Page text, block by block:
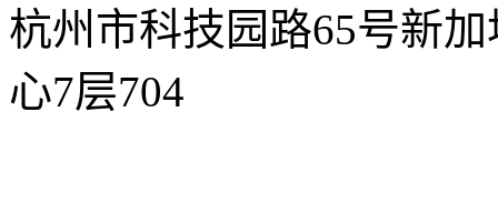
杭州市科技园路65号新
心7层704